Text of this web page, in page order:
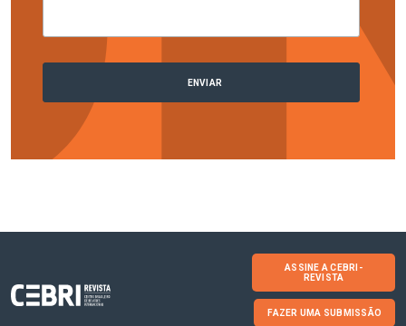
ASSINE A CEBRI-
REVISTA
FAZER UMA SUBMISSÃO